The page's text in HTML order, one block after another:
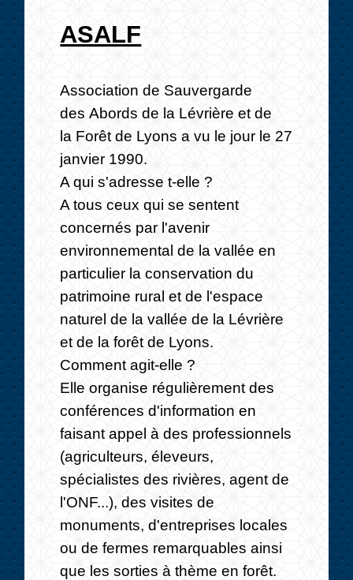
ASALF
Association de Sauvergarde
des Abords de la Lévrière et de
la Forêt de Lyons a vu le jour le 27
janvier 1990.
A qui s'adresse t-elle ?
A tous ceux qui se sentent
concernés par l'avenir
environnemental de la vallée en
particulier la conservation du
patrimoine rural et de l'espace
naturel de la vallée de la Lévrière
et de la forêt de Lyons.
Comment agit-elle ?
Elle organise régulièrement des
conférences d'information en
faisant appel à des professionnels
(agriculteurs, éleveurs,
spécialistes des rivières, agent de
l'ONF...), des visites de
monuments, d'entreprises locales
ou de fermes remarquables ainsi
que les sorties à thème en forêt.